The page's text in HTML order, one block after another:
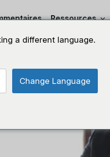
Ressources
a different language.
Change Language